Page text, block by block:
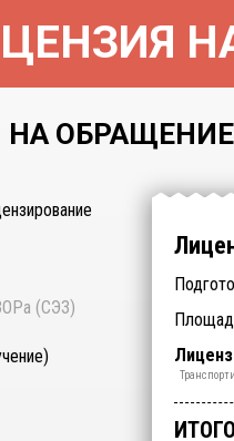
ОБРАЩЕНИЕ
(СЭЗ)
Отходы
1-4
Обработка
Сбор